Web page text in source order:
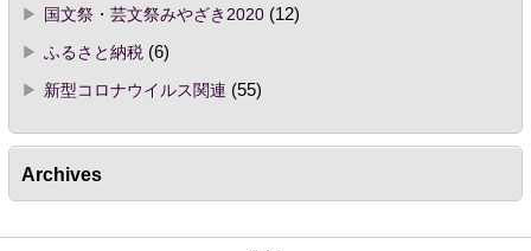
国文祭・芸文祭みやざき2020(12)
ふるさと納税(6)
新型コロナウイルス関連 (55)
Archives